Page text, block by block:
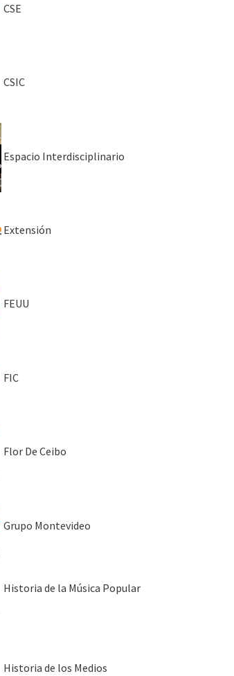
CSE
CSIC
Espacio Interdisciplinario
Extensión
FEUU
FIC
Flor De Ceibo
Grupo Montevideo
Historia de la Música Popular
Historia de los Medios